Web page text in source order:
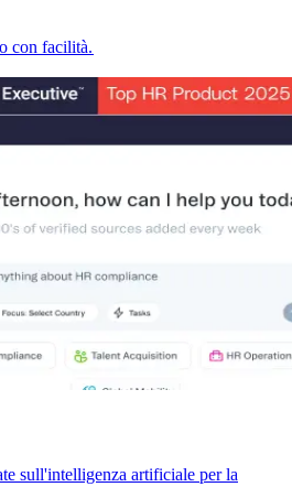
con facilità.​​
sull'intelligenza artificiale per la